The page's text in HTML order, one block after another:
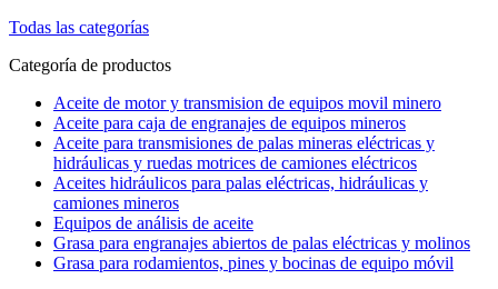
Todas las categorías
Categoría de productos
Aceite de motor y transmision de equipos movil minero
Aceite para caja de engranajes de equipos mineros
Aceite para transmisiones de palas mineras eléctricas y
hidráulicas y ruedas motrices de camiones eléctricos
Aceites hidráulicos para palas eléctricas, hidráulicas y
camiones mineros
Equipos de análisis de aceite
Grasa para engranajes abiertos de palas eléctricas y molinos
Grasa para rodamientos, pines y bocinas de equipo móvil